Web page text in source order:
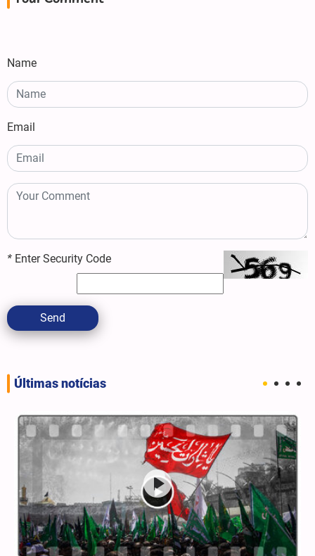
Name
Email
* Enter Security Code
Send
Últimas notícias